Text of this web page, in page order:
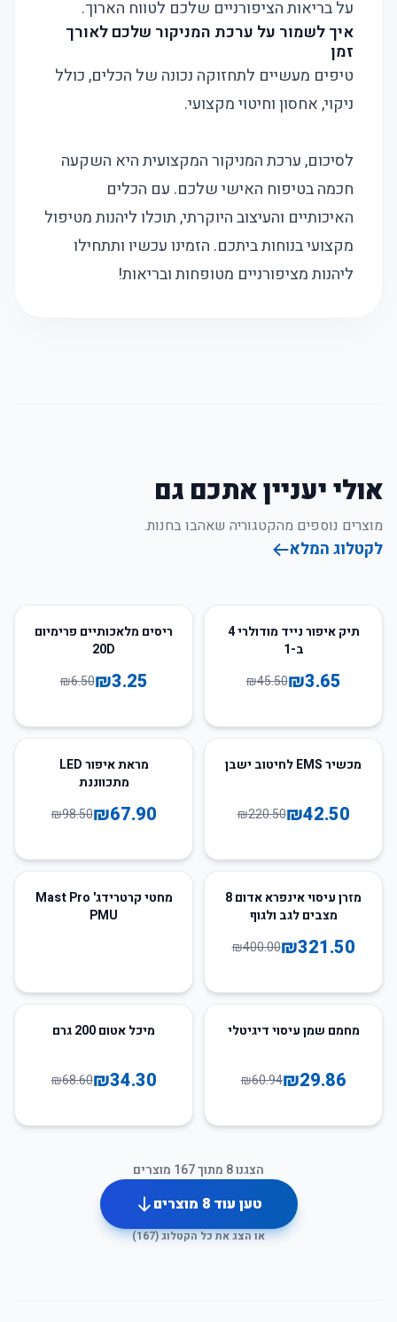
על בריאות הציפורניים שלכם לטווח הארוך.
איך לשמור על ערכת המניקור שלכם לאורך
זמן
טיפים מעשיים לתחזוקה נכונה של הכלים, כולל
ניקוי, אחסון וחיטוי מקצועי.
לסיכום, ערכת המניקור המקצועית היא השקעה
חכמה בטיפוח האישי שלכם. עם הכלים
האיכותיים והעיצוב היוקרתי, תוכלו ליהנות מטיפול
מקצועי בנוחות ביתכם. הזמינו עכשיו ותתחילו
ליהנות מציפורניים מטופחות ובריאות!
אולי יעניין אתכם גם
מוצרים נוספים מהקטגוריה שאהבו בחנות.
לקטלוג המלא
92
תיק איפור נייד מודולרי 4
ב-1
₪3.65
₪45.50
50%ריסים מלאכותיים פרימיום
20D
₪3.25
₪6.50
81%מכשיר EMS לחיטוב ישבן
₪42.50
₪220.50
מראת איפור LED
מתכווננת
₪67.90
₪98.50
20%
מזרן עיסוי אינפרא אדום 8
מצבים לגב ולגוף
₪321.50
₪400.00
מחטי קרטרידג' Mast Pro
PMU
51
מחמם שמן עיסוי דיגיטלי
₪29.86
₪60.94
מיכל אטום 200 גרם
₪34.30
₪68.60
הצגנו8 מתוך167 מוצרים
טען עוד8 מוצרים
או הצג את כל הקטלוג (167
)